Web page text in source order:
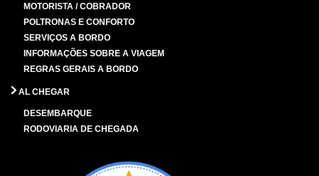
MOTORISTA / COBRADOR
POLTRONAS E CONFORTO
SERVIÇOS A BORDO
INFORMAÇÕES SOBRE A VIAGEM
REGRAS GERAIS A BORDO
AL CHEGAR
DESEMBARQUE
RODOVIARIA DE CHEGADA